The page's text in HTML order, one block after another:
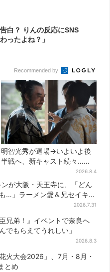
白？ りんの反応にSNS
ったよね？」
Recommended by
明智光秀が退場→いよいよ後
半戦へ、新キャスト続々…
「豊臣兄弟！」振り返り＆第
30回あらすじ
2026.8.4
が大阪・天王寺に、「どん
…」ラーメン愛＆兄セイキン
2026.7.31
兄弟！』イベントで奈良へ
でもらえてうれしい」
2026.8.3
火大会2026」、7月・8月・
とめ